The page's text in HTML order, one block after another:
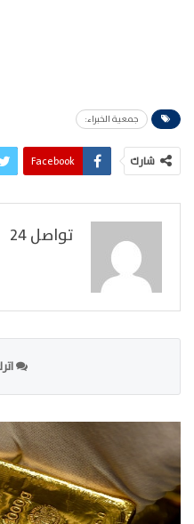
جمعية الخبراء:
شارك Facebook
تواصل 24